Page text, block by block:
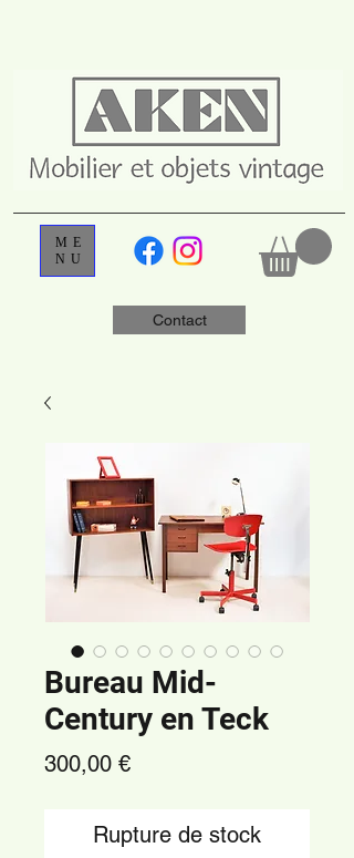
Contact
ME
NU
Bureau Mid-
Century en Teck
300,00 €Prix
Rupture de stock